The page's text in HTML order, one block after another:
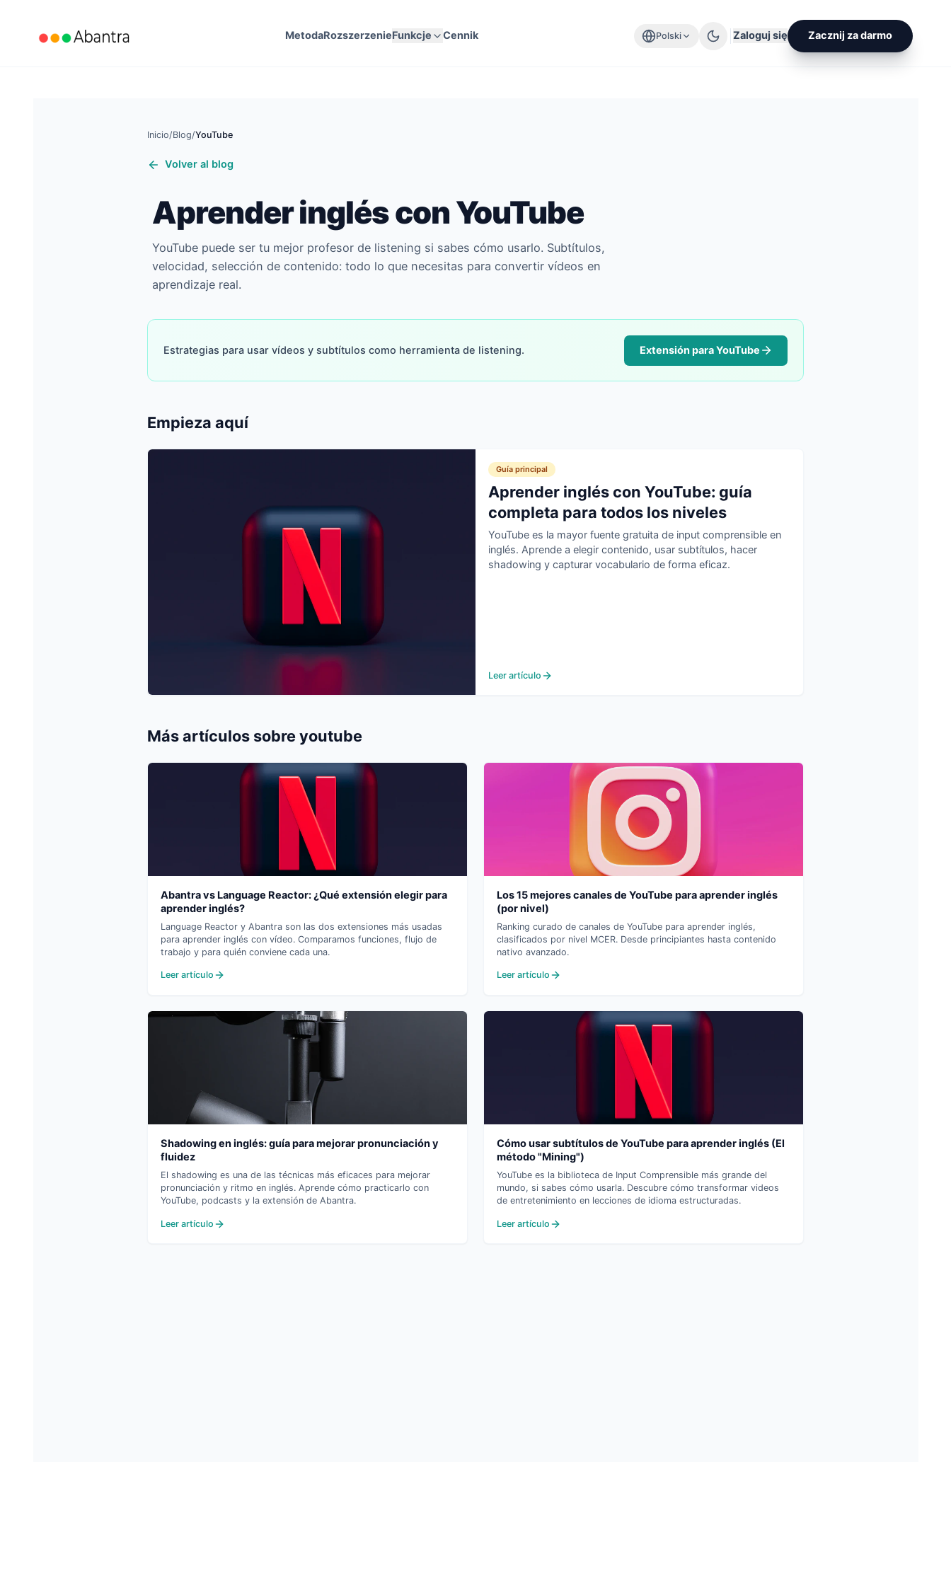
MetodaRozszerzenieFunkcje Cennik Polski Zaloguj się Zacznij za darmo
Inicio/Blog/YouTube
Volver al blog
Aprender inglés con YouTube
YouTube puede ser tu mejor profesor de listening si sabes cómo usarlo. Subtítulos,
velocidad, selección de contenido: todo lo que necesitas para convertir vídeos en
aprendizaje real.
Estrategias para usar vídeos y subtítulos como herramienta de listening. Extensión para YouTube
Empieza aquí
Guía principal
Aprender inglés con YouTube: guía
completa para todos los niveles
YouTube es la mayor fuente gratuita de input comprensible en
inglés. Aprende a elegir contenido, usar subtítulos, hacer
shadowing y capturar vocabulario de forma eficaz.
Leer artículo
Más artículos sobreyoutube
Abantra vs Language Reactor: ¿Qué extensión elegir para
aprender inglés?
Language Reactor y Abantra son las dos extensiones más usadas
para aprender inglés con vídeo. Comparamos funciones, flujo de
trabajo y para quién conviene cada una.
Leer artículo
Los 15 mejores canales de YouTube para aprender inglés
(por nivel)
Ranking curado de canales de YouTube para aprender inglés,
clasificados por nivel MCER. Desde principiantes hasta contenido
nativo avanzado.
Leer artículo
Shadowing en inglés: guía para mejorar pronunciación y
fluidez
El shadowing es una de las técnicas más eficaces para mejorar
pronunciación y ritmo en inglés. Aprende cómo practicarlo con
YouTube, podcasts y la extensión de Abantra.
Leer artículo
Cómo usar subtítulos de YouTube para aprender inglés (El
método "Mining")
YouTube es la biblioteca de Input Comprensible más grande del
mundo, si sabes cómo usarla. Descubre cómo transformar videos
de entretenimiento en lecciones de idioma estructuradas.
Leer artículo